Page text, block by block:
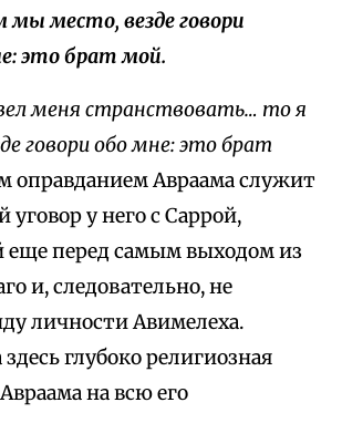
мы место, везде говори
это брат мой.
меня странствовать… то я
говори обо мне: это брат
оправданием Авраама служит
у него с Саррой,
перед самым выходом из
и, следовательно, не
личности Авимелеха.
глубоко религиозная
на всю его